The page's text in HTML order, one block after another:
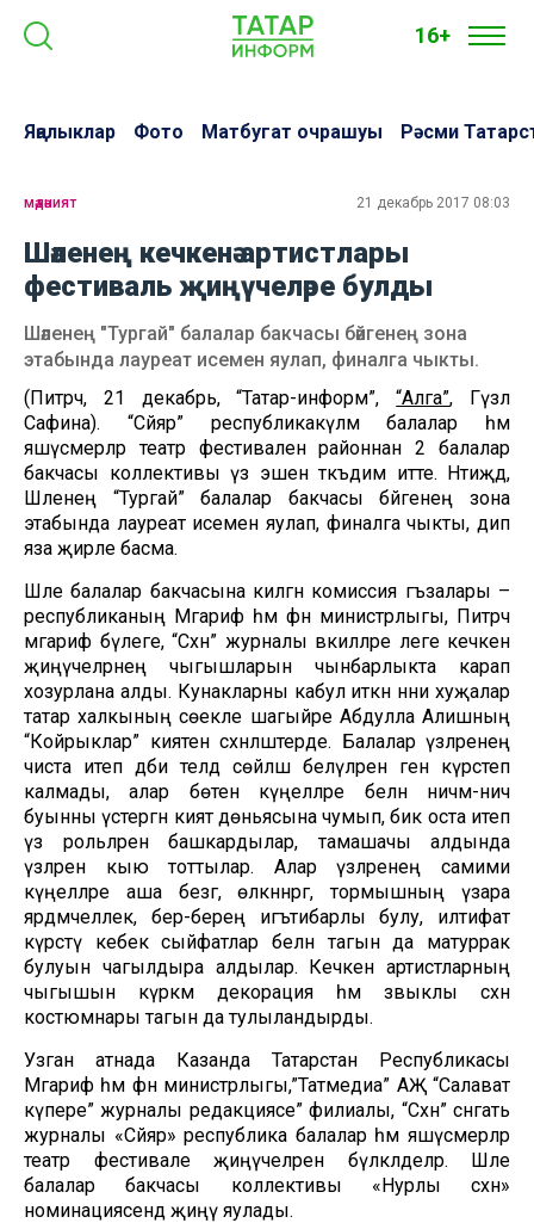
16+
Яңалыклар Фото Матбугат очрашуы Рәсми
мәдәният 21 декабрь 2017 08:03
Шәленең кечкенә артистлары
фестиваль җиңүчеләре булды
Шәленең "Тургай" балалар бакчасы бәйгенең зона
этабында лауреат исемен яулап, финалга чыкты.
(Питрәч, 21 декабрь, “Татар-информ”,“Алга”, Гүзәл
Сафина). “Сәйяр” республикакүләм балалар һәм
яшүсмерләр театр фестиваленә районнан 2 балалар
бакчасы коллективы үз эшен тәкъдим итте. Нәтиҗәдә,
Шәленең “Тургай” балалар бакчасы бәйгенең зона
этабында лауреат исемен яулап, финалга чыкты, дип
яза җирле басма.
Шәле балалар бакчасына килгән комиссия әгъзалары –
республиканың Мәгариф һәм фән министрлыгы, Питрәч
мәгариф бүлеге, “Сәхнә” журналы вәкилләре әлеге кечкенә
җиңүчеләрнең чыгышларын чынбарлыкта карап
хозурлана алды. Кунакларны кабул иткән нәни хуҗалар
татар халкының сөекле шагыйре Абдулла Алишның
“Койрыклар” әкиятен сәхнәләштерде. Балалар үзләренең
чиста итеп әдәби телдә сөйләшә белүләрен генә күрсәтеп
калмады, алар бөтен күңелләре белән ничәмә-ничә
буынны үстергән әкият дөньясына чумып, бик оста итеп
үз рольләрен башкардылар, тамашачы алдында
үзләрен кыю тоттылар. Алар үзләренең самими
күңелләре аша безгә, өлкәннәргә, тормышның үзара
ярдәмчеллек, бер-береңә игътибарлы булу, илтифат
күрсәтү кебек сыйфатлар белән тагын да матуррак
булуын чагылдыра алдылар. Кечкенә артистларның
чыгышын күркәм декорация һәм зәвыклы сәхнә
костюмнары тагын да тулыландырды.
Узган атнада Казанда Татарстан Республикасы
Мәгариф һәм фән министрлыгы,”Татмедиа” АҖ “Салават
күпере” журналы редакциясе” филиалы, “Сәхнә” сәнгать
журналы «Сәйяр» республика балалар һәм яшүсмерләр
театр фестивале җиңүчеләрен бүләкләделәр. Шәле
балалар бакчасы коллективы «Нурлы сәхнә»
номинациясендә җиңү яулады.